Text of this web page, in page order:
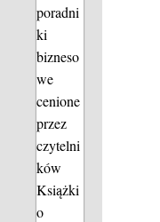
poradni
ki
bizneso
we
cenione
przez
czytelni
ków
Książki
o